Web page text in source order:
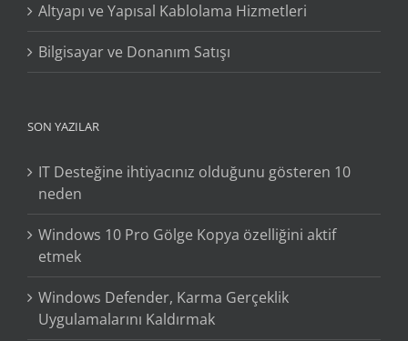
Altyapı ve Yapısal Kablolama Hizmetleri
Bilgisayar ve Donanım Satışı
SON YAZILAR
IT Desteğine ihtiyacınız olduğunu gösteren 10
neden
Windows 10 Pro Gölge Kopya özelliğini aktif
etmek
Windows Defender, Karma Gerçeklik
Uygulamalarını Kaldırmak